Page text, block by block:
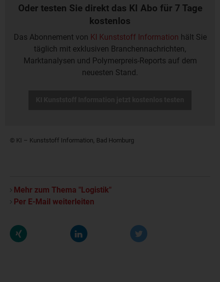
Oder testen Sie direkt das KI Abo für 7 Tage
kostenlos
Das Abonnement von KI Kunststoff Information hält Sie
täglich mit exklusiven Branchennachrichten,
Marktanalysen und Polymerpreis-Reports auf dem
neuesten Stand.
© KI – Kunststoff Information, Bad Homburg
Mehr zum Thema "Logistik"
Per E-Mail weiterleiten